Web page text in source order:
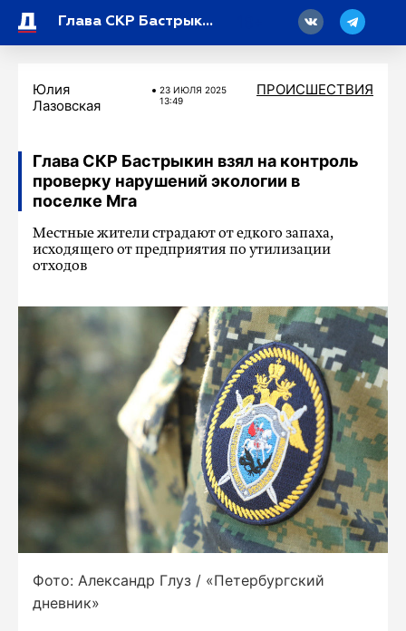
Глава СКР Бастрыкин взял на контроль проверку нарушений экологии в поселке Мга
Юлия
Лазовская
23 ИЮЛЯ 2025
13:49
ПРОИСШЕСТВИЯ
Глава СКР Бастрыкин взял на контроль
проверку нарушений экологии в
поселке Мга
Местные жители страдают от едкого запаха,
исходящего от предприятия по утилизации
отходов
Фото: Александр Глуз / «Петербургский
дневник»